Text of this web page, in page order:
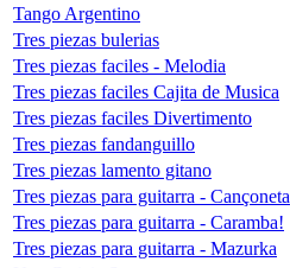
Tango Argentino
Tres piezas bulerias
Tres piezas faciles - Melodia
Tres piezas faciles Cajita de Musica
Tres piezas faciles Divertimento
Tres piezas fandanguillo
Tres piezas lamento gitano
Tres piezas para guitarra - Cançoneta
Tres piezas para guitarra - Caramba!
Tres piezas para guitarra - Mazurka